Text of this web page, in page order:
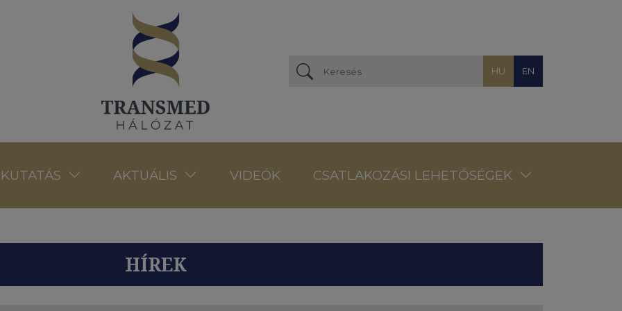
HU EN
KUTATÁS AKTUÁLIS VIDEÓK CSATLAKOZÁSI LEHETŐSÉGEK
HÍREK